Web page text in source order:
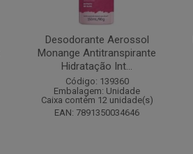
Desodorante Aerossol
Monange Antitranspirante
Hidratação Int...
Código: 139360
Embalagem: Unidade
Caixa contém 12 unidade(s)
EAN: 7891350034646